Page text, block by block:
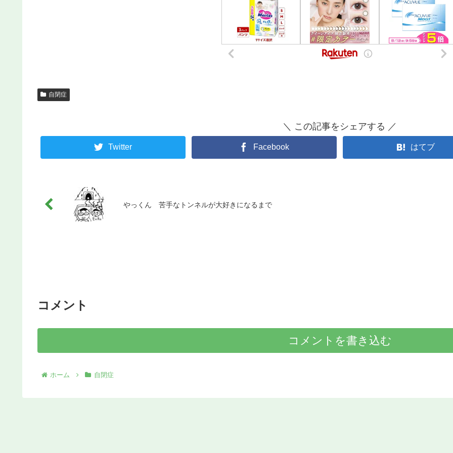
自閉症
＼ この記事をシェアする ／
Twitter Facebook はてブ
やっくん 苦手なトンネルが大好きになるまで
コメント
コメントを書き込む
ホーム 自閉症